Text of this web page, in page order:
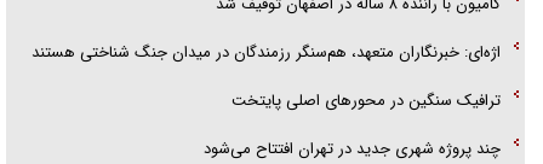
اژه‌ای: خبرنگاران متعهد، هم‌سنگر رزمندگان در میدان جنگ شناختی هستند
ترافیک سنگین در محورهای اصلی پایتخت
چند پروژه شهری جدید در تهران افتتاح می‌شود